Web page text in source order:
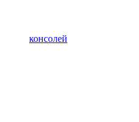
консолей